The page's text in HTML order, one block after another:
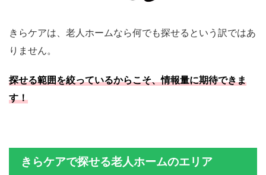
きらケアは、老人ホームなら何でも探せるという訳ではあ
りません。
探せる範囲を絞っているからこそ、情報量に期待できま
す！
きらケアで探せる老人ホームのエリア